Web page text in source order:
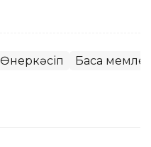
Өнеркәсіп Басқа